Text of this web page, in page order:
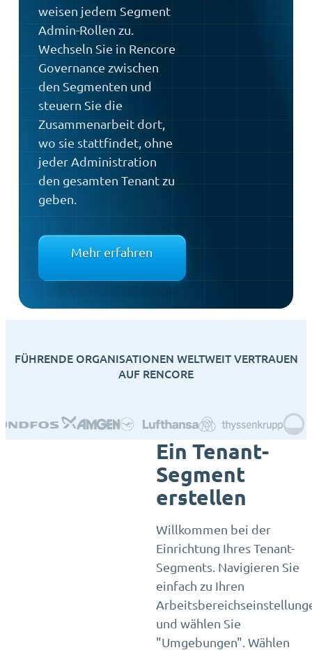
weisen jedem Segment
Admin-Rollen zu.
Wechseln Sie in Rencore
Governance zwischen
den Segmenten und
steuern Sie die
Zusammenarbeit dort,
wo sie stattfindet, ohne
jeder Administration
den gesamten Tenant zu
geben.
Mehr erfahren
FÜHRENDE ORGANISATIONEN WELTWEIT VERTRAUEN
AUF RENCORE
Ein Tenant-
Segment
erstellen
Willkommen bei der
Einrichtung Ihres Tenant-
Segments. Navigieren Sie
einfach zu Ihren
und wählen Sie
"Umgebungen". Wählen